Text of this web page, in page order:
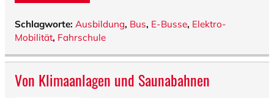
Schlagworte: Ausbildung, Bus, E-Busse, Elektro-
Mobilität, Fahrschule
Von Klimaanlagen und Saunabahnen